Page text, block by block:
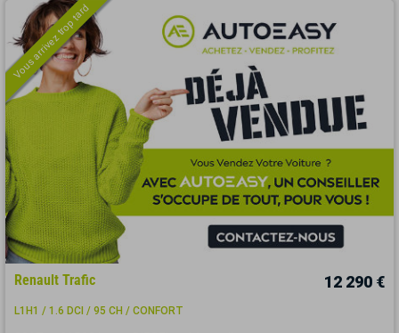
Vous arrivez trop tard
Renault Trafic 12 290 €
L1H1 / 1.6 DCI / 95 CH / CONFORT